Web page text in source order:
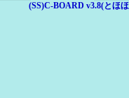
(SS)C-BOARD v3.8(とほ